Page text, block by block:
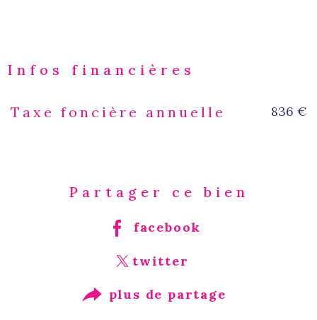
Infos financières
Caractéristiques Valeurs
Taxe foncière annuelle 836 €
Partager ce bien
facebook
twitter
plus de partage